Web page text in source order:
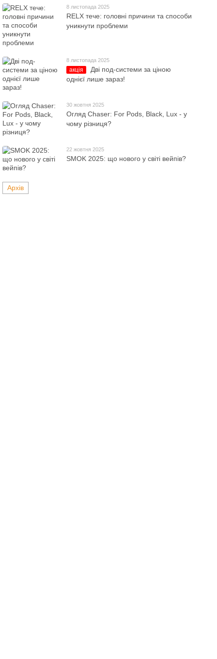
8 листопада 2025
RELX тече: головні причини та способи
уникнути проблеми
8 листопада 2025
акція
Дві под-системи за ціною
однієї лише зараз!
30 жовтня 2025
Огляд Chaser: For Pods, Black, Lux - у
чому різниця?
22 жовтня 2025
SMOK 2025: що нового у світі вейпів?
Архів